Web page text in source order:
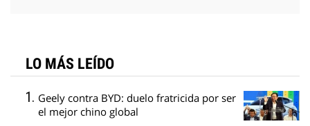
LO MÁS LEÍDO
Geely contra BYD: duelo fratricida por ser
el mejor chino global